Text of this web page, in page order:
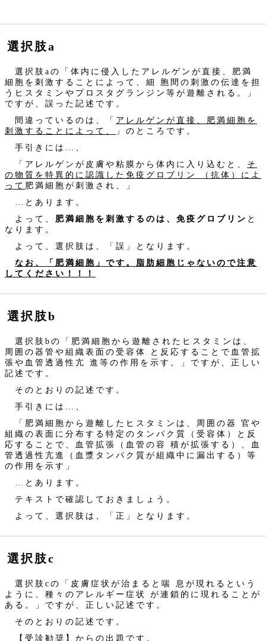
選択肢a
選択肢aの「体内に侵入したアレルゲンが直接、肥満
細胞を刺激することによって、細 胞間の刺激の伝達を担
うヒスタミンやプロスタグランジン等が遊離される。」
ですが、誤った記述です。
間違っているのは、「 アレルゲンが直接、肥満細胞を
刺激することによって、
」のところです。
手引きには…、
「アレルゲンが皮膚や粘膜から体内に入り込むと、 そ
の物質を特異的に認識した免疫グロブリン （抗体）によ
って 肥満細胞が刺激され、」
…とあります。
よって、 肥満細胞を刺激するのは、免疫グロブリン と
なります。
よって、選択肢は、「誤」となります。
なお、「肥満細胞」です。脂肪細胞じゃないので注意
してください！！！
選択肢b
選択肢bの「肥満細胞から遊離されたヒスタミンは、
周囲の器管や組織表面の受容体 と反応することで血管拡
張や血管透過性亢 進等の作用を示す。」ですが、正しい
記述です。
そのとおりの記述です。
手引きには…、
「肥満細胞から遊離したヒスタミンは、周囲の器 官や
組織の表面に分布する特定のタンパク質（受容体）と反
応することで、血管拡張（血管の容 積が拡張する）、血
管透過性亢進（血漿タンパク質が組織中に漏出する）等
の作用を示す」
…とあります。
テキストで確認しておきましょう。
よって、選択肢は、「正」となります。
選択肢c
選択肢cの「皮膚症状が治まると喘 息が現れるという
ように、種々のアレルギー症状 が連鎖的に現れることが
ある。」ですが、正しい記述です。
そのとおりの記述です。
【受診勧奨】からの出題です。